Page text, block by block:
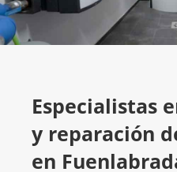
Especialistas
y reparación
en